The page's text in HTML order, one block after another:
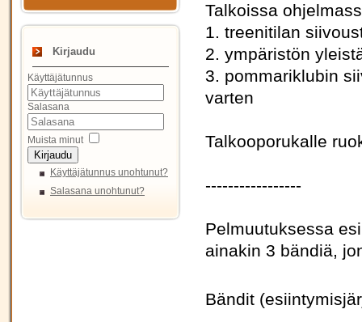
Kirjaudu
Käyttäjätunnus
Salasana
Muista minut
Kirjaudu
Käyttäjätunnus unohtunut?
Salasana unohtunut?
Talkoissa
1. treenitilan
2. ympäristön
3. pommariklubin
varten
Talkooporukalle
-----------------
Pelmuutuksessa
ainakin 3 bändiä,
Bändit